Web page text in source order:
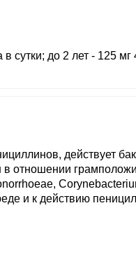
сутки; до 2 лет - 125 мг
действует
в отношении
и к действию